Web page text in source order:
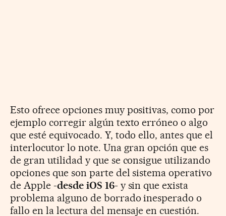
Esto ofrece opciones muy positivas, como por
ejemplo corregir algún texto erróneo o algo
que esté equivocado. Y, todo ello, antes que el
interlocutor lo note. Una gran opción que es
de gran utilidad y que se consigue utilizando
opciones que son parte del sistema operativo
de Apple -desde iOS 16- y sin que exista
problema alguno de borrado inesperado o
fallo en la lectura del mensaje en cuestión.